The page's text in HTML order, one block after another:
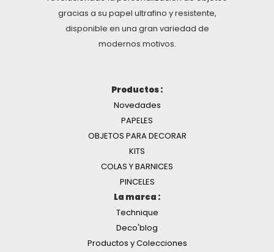
gracias a su papel ultrafino y resistente,
disponible en una gran variedad de
modernos motivos.
Productos :
Novedades
PAPELES
OBJETOS PARA DECORAR
KITS
COLAS Y BARNICES
PINCELES
La marca :
Technique
Deco'blog
Productos y Colecciones